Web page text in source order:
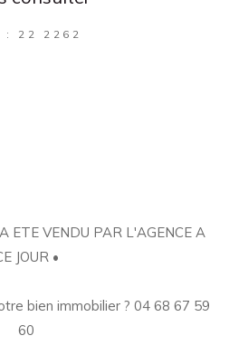
: 22 2262
ETE VENDU PAR L'AGENCE A
JOUR •
bien immobilier ? 04 68 67 59
60